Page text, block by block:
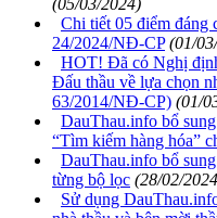
(05/03/2024)
Chi tiết 05 điểm đáng
24/2024/NĐ-CP (01/
HOT! Đã có Nghị
Đấu thầu về lựa chọn
63/2014/NĐ-CP) (01/
DauThau.info bổ
“Tìm kiếm hàng hóa”
DauThau.info bổ
từng bộ lọc (28/02/
Sử dụng